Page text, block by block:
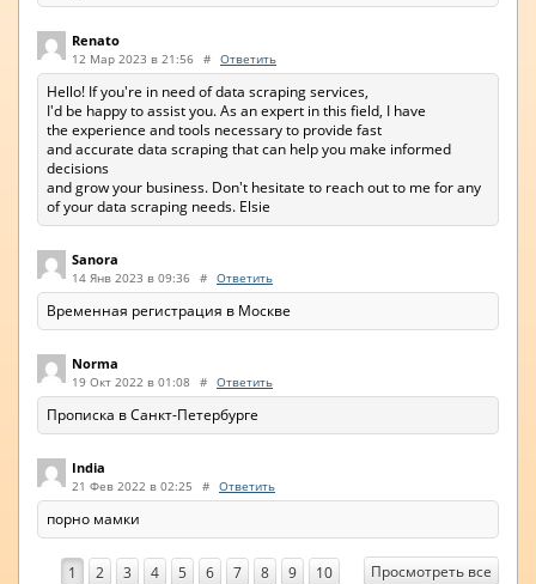
Renato
12 Мар 2023 в 21:56 # Ответить
Hello! If you're in need of data scraping services,
I'd be happy to assist you. As an expert in this field, I have
the experience and tools necessary to provide fast
and accurate data scraping that can help you make informed
decisions
and grow your business. Don't hesitate to reach out to me for any
of your data scraping needs. Elsie
Sanora
14 Янв 2023 в 09:36 # Ответить
Временная регистрация в Москве
Norma
19 Окт 2022 в 01:08 # Ответить
Прописка в Санкт-Петербурге
India
21 Фев 2022 в 02:25 # Ответить
порно мамки
Просмотреть все
1 2 3 4 5 6 7 8 9
10